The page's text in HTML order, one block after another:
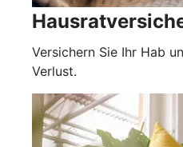
Versichern Sie Ihr Hab
Verlust.